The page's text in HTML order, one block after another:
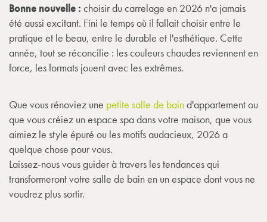
Bonne nouvelle : choisir du carrelage en 2026 n'a jamais
été aussi excitant. Fini le temps où il fallait choisir entre le
pratique et le beau, entre le durable et l'esthétique. Cette
année, tout se réconcilie : les couleurs chaudes reviennent en
force, les formats jouent avec les extrêmes.
Que vous rénoviez une petite salle de baind'appartement ou
que vous créiez un espace spa dans votre maison, que vous
aimiez le style épuré ou les motifs audacieux, 2026 a
quelque chose pour vous.
Laissez-nous vous guider à travers les tendances qui
transformeront votre salle de bain en un espace dont vous ne
voudrez plus sortir.